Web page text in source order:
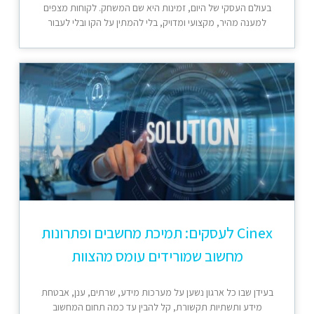
בעולם העסקי של היום, זמינות היא שם המשחק. לקוחות מצפים
למענה מהיר, מקצועי ומדויק, בלי להמתין על הקו ובלי לעבור
Cinex לעסקים: תמיכת מחשבים ופתרונות
מחשוב שמורידים עומס מהצוות
בעידן שבו כל ארגון נשען על מערכות מידע, שרתים, ענן, אבטחת
מידע ותשתיות תקשורת, קל להבין עד כמה תחום המחשוב